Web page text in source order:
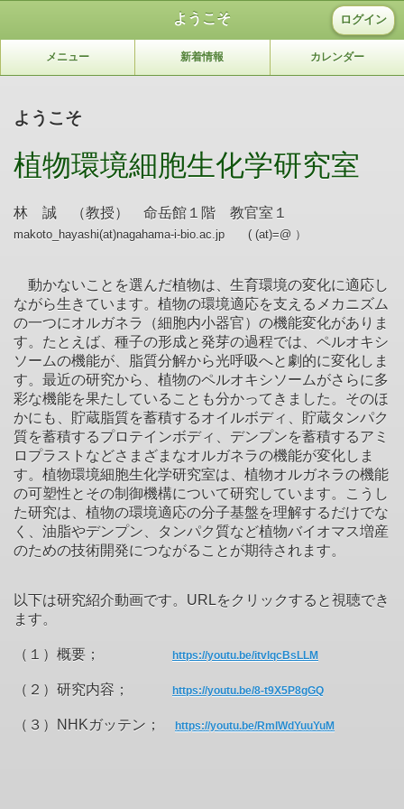
ようこそ ログイン
メニュー 新着情報 カレンダー
ようこそ
植物環境細胞生化学研究室
林 誠 （教授） 命岳館１階 教官室１
makoto_hayashi(at)nagahama-i-bio.ac.jp ( (at)=@ ）
動かないことを選んだ植物は、生育環境の変化に適応し
ながら生きています。植物の環境適応を支えるメカニズム
の一つにオルガネラ（細胞内小器官）の機能変化がありま
す。たとえば、種子の形成と発芽の過程では、ペルオキシ
ソームの機能が、脂質分解から光呼吸へと劇的に変化しま
す。最近の研究から、植物のペルオキシソームがさらに多
彩な機能を果たしていることも分かってきました。そのほ
かにも、貯蔵脂質を蓄積するオイルボディ、貯蔵タンパク
質を蓄積するプロテインボディ、デンプンを蓄積するアミ
ロプラストなどさまざまなオルガネラの機能が変化しま
す。植物環境細胞生化学研究室は、植物オルガネラの機能
の可塑性とその制御機構について研究しています。こうし
た研究は、植物の環境適応の分子基盤を理解するだけでな
く、油脂やデンプン、タンパク質など植物バイオマス増産
のための技術開発につながることが期待されます。
以下は研究紹介動画です。URLをクリックすると視聴でき
ます。
（１）概要； https://youtu.be/itvlqcBsLLM
（２）研究内容； https://youtu.be/8-t9X5P8gGQ
（３）NHKガッテン； https://youtu.be/RmlWdYuuYuM